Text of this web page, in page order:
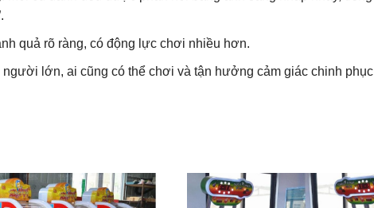
quả rõ ràng, có động lực chơi nhiều hơn.
người lớn, ai cũng có thể chơi và tận hưởng cảm giác chinh phục